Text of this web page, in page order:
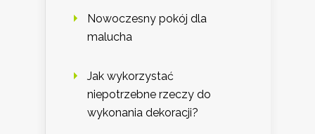
Nowoczesny pokój dla
malucha
Jak wykorzystać
niepotrzebne rzeczy do
wykonania dekoracji?